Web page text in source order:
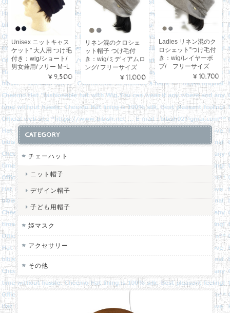
Unisex ニットキャス
ケット" 大人用 つけ毛
付き：wig/ショート/
男女兼用/フリー M~L
¥9,500
リネン混のクロシェ
ット帽子 つけ毛付
き：wig/ミディアムロ
ング/ フリーサイズ
¥11,000
Ladies リネン混のク
ロシェット”つけ毛付
き：wig/レイヤーボ
ブ/ フリーサイズ
¥10,700
CATEGORY
チェーハット
ニット帽子
デザイン帽子
子ども用帽子
姫マスク
アクセサリー
その他